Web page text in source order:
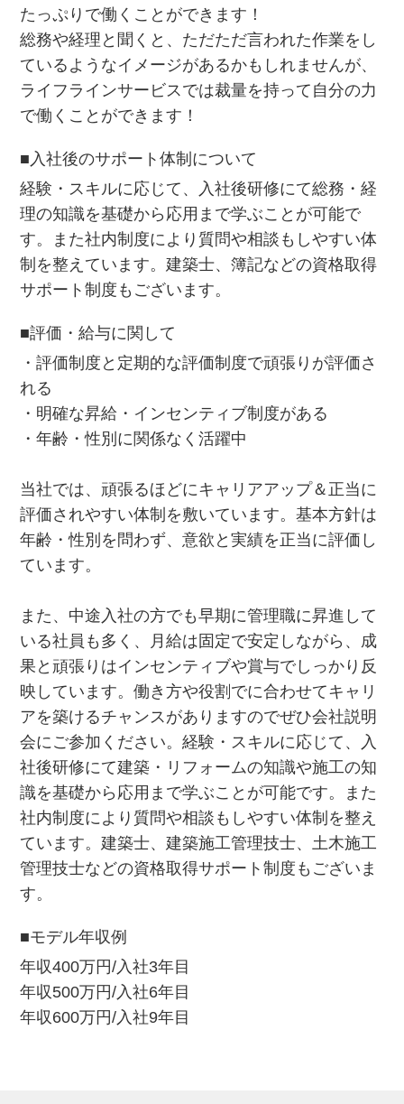
たっぷりで働くことができます！
総務や経理と聞くと、ただただ言われた作業をし
ているようなイメージがあるかもしれませんが、
ライフラインサービスでは裁量を持って自分の力
で働くことができます！
■入社後のサポート体制について
経験・スキルに応じて、入社後研修にて総務・経
理の知識を基礎から応用まで学ぶことが可能で
す。また社内制度により質問や相談もしやすい体
制を整えています。建築士、簿記などの資格取得
サポート制度もございます。
■評価・給与に関して
・評価制度と定期的な評価制度で頑張りが評価さ
れる
・明確な昇給・インセンティブ制度がある
・年齢・性別に関係なく活躍中
当社では、頑張るほどにキャリアアップ＆正当に
評価されやすい体制を敷いています。基本方針は
年齢・性別を問わず、意欲と実績を正当に評価し
ています。
また、中途入社の方でも早期に管理職に昇進して
いる社員も多く、月給は固定で安定しながら、成
果と頑張りはインセンティブや賞与でしっかり反
映しています。働き方や役割でに合わせてキャリ
アを築けるチャンスがありますのでぜひ会社説明
会にご参加ください。経験・スキルに応じて、入
社後研修にて建築・リフォームの知識や施工の知
識を基礎から応用まで学ぶことが可能です。また
社内制度により質問や相談もしやすい体制を整え
ています。建築士、建築施工管理技士、土木施工
管理技士などの資格取得サポート制度もございま
す。
■モデル年収例
年収400万円/入社3年目
年収500万円/入社6年目
年収600万円/入社9年目